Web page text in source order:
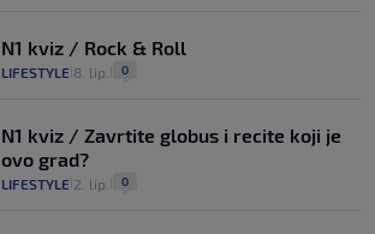
N1 kviz / Rock & Roll
LIFESTYLE 8. lip. 0
N1 kviz / Zavrtite globus i recite koji je
ovo grad?
LIFESTYLE 2. lip. 0